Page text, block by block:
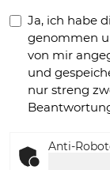
Ja, ich habe
genommen
von mir
und
nur streng
Anti-